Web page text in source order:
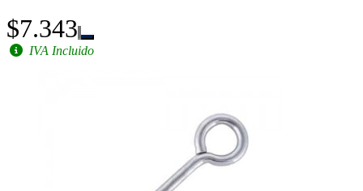
$7.343
IVA Incluido